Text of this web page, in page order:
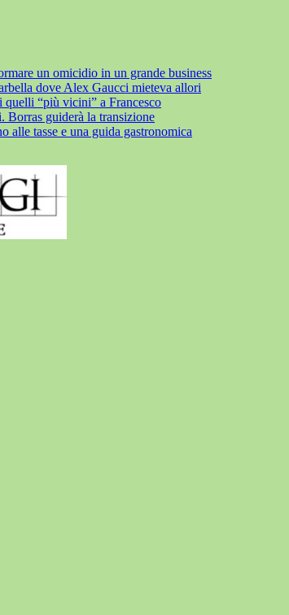
un omicidio in un grande business
dove Alex Gaucci mieteva allori
quelli “più vicini” a Francesco
Borras guiderà la transizione
alle tasse e una guida gastronomica